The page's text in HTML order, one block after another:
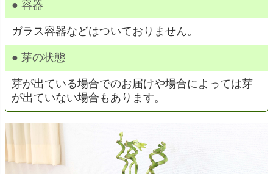
● 容器
ガラス容器などはついておりません。
● 芽の状態
芽が出ている場合でのお届けや場合によっては芽
が出ていない場合もあります。